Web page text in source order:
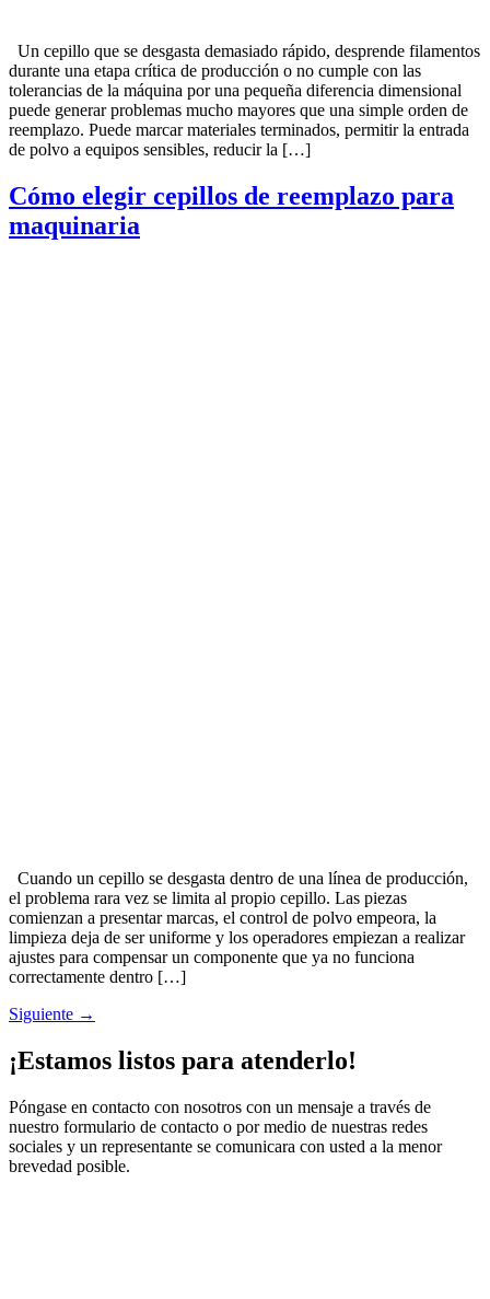
Un cepillo que se desgasta demasiado rápido, desprende filamentos
durante una etapa crítica de producción o no cumple con las
tolerancias de la máquina por una pequeña diferencia dimensional
puede generar problemas mucho mayores que una simple orden de
reemplazo. Puede marcar materiales terminados, permitir la entrada
de polvo a equipos sensibles, reducir la […]
Cómo elegir cepillos de reemplazo para
maquinaria
Cuando un cepillo se desgasta dentro de una línea de producción,
el problema rara vez se limita al propio cepillo. Las piezas
comienzan a presentar marcas, el control de polvo empeora, la
limpieza deja de ser uniforme y los operadores empiezan a realizar
ajustes para compensar un componente que ya no funciona
correctamente dentro […]
Siguiente →
¡Estamos listos para atenderlo!
Póngase en contacto con nosotros con un mensaje a través de
nuestro formulario de contacto o por medio de nuestras redes
sociales y un representante se comunicara con usted a la menor
brevedad posible.